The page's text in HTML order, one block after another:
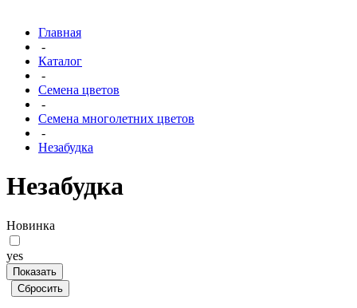
Главная
-
Каталог
-
Семена цветов
-
Семена многолетних цветов
-
Незабудка
Незабудка
Новинка
yes